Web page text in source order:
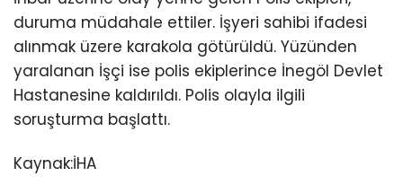
duruma müdahale ettiler. İşyeri sahibi ifadesi
alınmak üzere karakola götürüldü. Yüzünden
yaralanan İşçi ise polis ekiplerince İnegöl Devlet
Hastanesine kaldırıldı. Polis olayla ilgili
soruşturma başlattı.
Kaynak:İHA